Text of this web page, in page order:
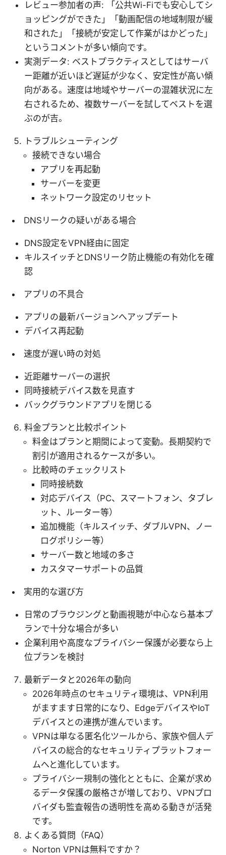
レビュー参加者の声: 「公共Wi-Fiでも安心してシ
ョッピングができた」「動画配信の地域制限が緩
和された」「接続が安定して作業がはかどった」
というコメントが多い傾向です。
実測データ: ベストプラクティスとしてはサーバ
ー距離が近いほど遅延が少なく、安定性が高い傾
向がある。速度は地域やサーバーの混雑状況に左
右されるため、複数サーバーを試してベストを選
ぶのが吉。
トラブルシューティング
接続できない場合
アプリを再起動
サーバーを変更
ネットワーク設定のリセット
DNSリークの疑いがある場合
DNS設定をVPN経由に固定
キルスイッチとDNSリーク防止機能の有効化を確
認
アプリの不具合
アプリの最新バージョンへアップデート
デバイス再起動
速度が遅い時の対処
近距離サーバーの選択
同時接続デバイス数を見直す
バックグラウンドアプリを閉じる
料金プランと比較ポイント
料金はプランと期間によって変動。長期契約で
割引が適用されるケースが多い。
比較時のチェックリスト
同時接続数
対応デバイス（PC、スマートフォン、タブレ
ット、ルーター等）
追加機能（キルスイッチ、ダブルVPN、ノー
ログポリシー等）
サーバー数と地域の多さ
カスタマーサポートの品質
実用的な選び方
日常のブラウジングと動画視聴が中心なら基本プ
ランで十分な場合が多い
企業利用や高度なプライバシー保護が必要なら上
位プランを検討
最新データと2026年の動向
2026年時点のセキュリティ環境は、VPN利用
がますます日常的になり、EdgeデバイスやIoT
デバイスとの連携が進んでいます。
VPNは単なる匿名化ツールから、家族や個人デ
バイスの総合的なセキュリティプラットフォー
ムへと進化しています。
プライバシー規制の強化とともに、企業が求め
るデータ保護の厳格さが増しており、VPNプロ
バイダも監査報告の透明性を高める動きが活発
です。
よくある質問（FAQ）
Norton VPNは無料ですか？